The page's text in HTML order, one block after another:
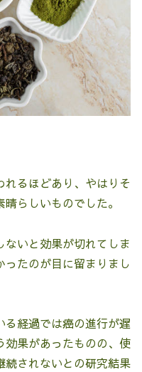
れるほどあり、やはりそ
らしいものでした。
いと効果が切れてしま
ったのが目に留まりまし
経過では癌の進行が遅
効果があったものの、使
続されないとの研究結果